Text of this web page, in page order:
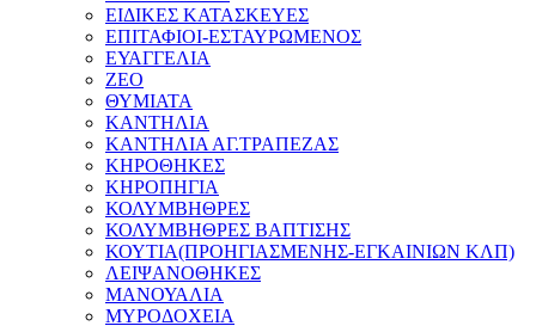
ΕΙΔΙΚΕΣ ΚΑΤΑΣΚΕΥΕΣ
ΕΠΙΤΑΦΙΟΙ-ΕΣΤΑΥΡΩΜΕΝΟΣ
ΕΥΑΓΓΕΛΙΑ
ΖΕΟ
ΘΥΜΙΑΤΑ
ΚΑΝΤΗΛΙΑ
ΚΑΝΤΗΛΙΑ ΑΓ.ΤΡΑΠΕΖΑΣ
ΚΗΡΟΘΗΚΕΣ
ΚΗΡΟΠΗΓΙΑ
ΚΟΛΥΜΒΗΘΡΕΣ
ΚΟΛΥΜΒΗΘΡΕΣ ΒΑΠΤΙΣΗΣ
ΚΟΥΤΙΑ(ΠΡΟΗΓΙΑΣΜΕΝΗΣ-ΕΓΚΑΙΝΙΩΝ ΚΛΠ)
ΛΕΙΨΑΝΟΘΗΚΕΣ
ΜΑΝΟΥΑΛΙΑ
ΜΥΡΟΔΟΧΕΙΑ